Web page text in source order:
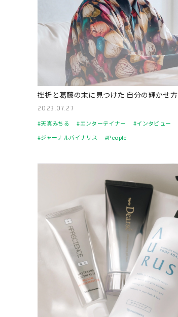
挫折と葛藤の末に見つけた 自分の輝かせ方
2023.07.27
#天真みちる #エンターテイナー
#インタビュー
#ジャーナルバイナリス
#People